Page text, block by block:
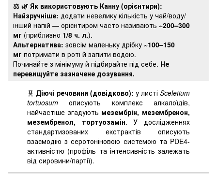
⚖️ 🌿 Як використовують Канну (орієнтири):
Найзручніше: додати невелику кількість у чай/воду/
інший напій — орієнтиром часто називають ~200–300
мг (приблизно 1/8 ч. л.).
Альтернатива: зовсім маленьку дрібку ~100–150
мг потримати в роті й запити водою.
Починайте з мінімуму й підбирайте під себе. Не
перевищуйте зазначене дозування.
🧬 Діючі речовини (довідково): у листі Sceletium
tortuosum описують комплекс алкалоїдів,
найчастіше згадують мезембрін, мезембренон,
мезембренол, тортуозамін. У дослідженнях
стандартизованих екстрактів описують
взаємодію з серотоніновою системою та PDE4-
активністю (профіль та інтенсивність залежать
від сировини/партії).